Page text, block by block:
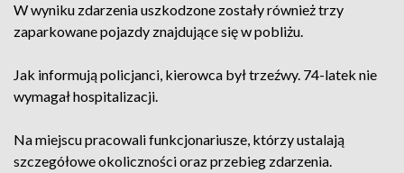
W wyniku zdarzenia uszkodzone zostały również trzy
zaparkowane pojazdy znajdujące się w pobliżu.
Jak informują policjanci, kierowca był trzeźwy. 74-latek nie
wymagał hospitalizacji.
Na miejscu pracowali funkcjonariusze, którzy ustalają
szczegółowe okoliczności oraz przebieg zdarzenia.